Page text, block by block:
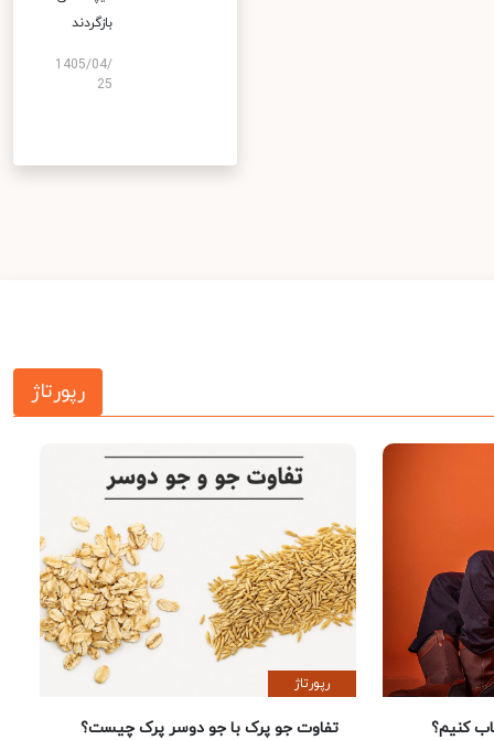
بازگردند
1405/04/
25
رپورتاژ
کنیم؟
رپورتاژ
تفاوت جو پرک با جو دوسر پرک چیست؟